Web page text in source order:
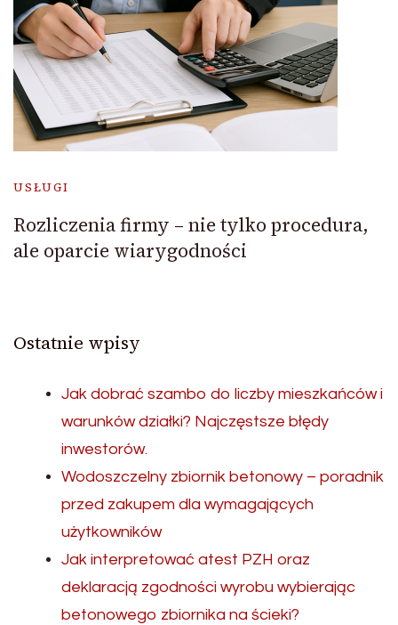
USŁUGI
Rozliczenia firmy – nie tylko procedura,
ale oparcie wiarygodności
Ostatnie wpisy
Jak dobrać szambo do liczby mieszkańców i
warunków działki? Najczęstsze błędy
inwestorów.
Wodoszczelny zbiornik betonowy – poradnik
przed zakupem dla wymagających
użytkowników
Jak interpretować atest PZH oraz
deklaracją zgodności wyrobu wybierając
betonowego zbiornika na ścieki?